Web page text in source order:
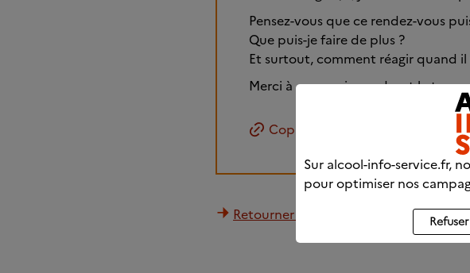
Pensez-vous que ce rendez-vous
Que puis-je faire de plus ?
Et surtout, comment réagir quand il
Merci à ceux qui prendront le
Copier le lien
Retourner à la liste des discussions
Sur alcool-info-service.fr,
pour optimiser nos
Refuser